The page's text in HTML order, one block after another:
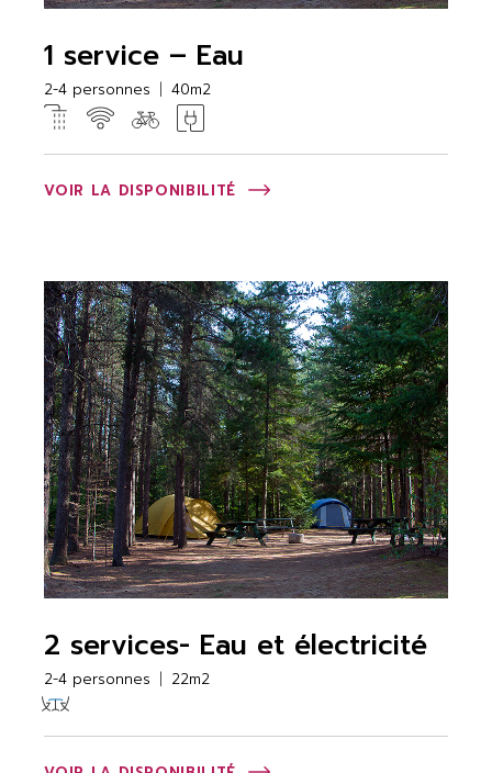
1 service – Eau
2-4 personnes 40m2
VOIR LA DISPONIBILITÉ
2 services- Eau et électricité
2-4 personnes 22m2